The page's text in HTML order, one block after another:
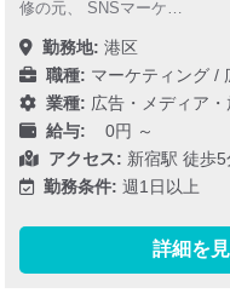
修の元、 SNSマーケ…
勤務地: 港区
職種: マーケティング /
業種: 広告・メディア・
給与: 0円 ～
アクセス: 新宿駅 徒歩
勤務条件: 週1日以上
詳細を